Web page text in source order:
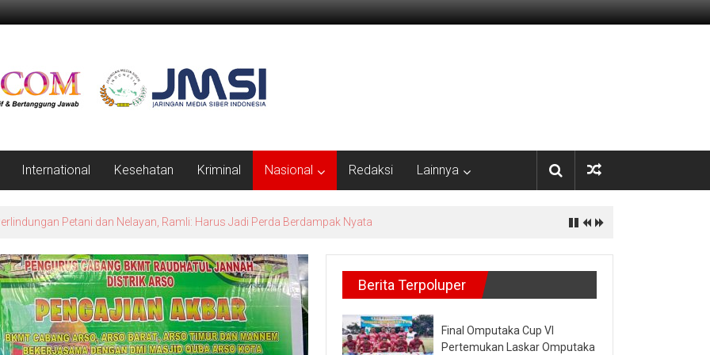
International Kesehatan Kriminal Nasional Redaksi Lainnya
Jaga Keandalan Listrik Jelang HUT RI ke-81 di Pasir Pengaraian
Berita Terpoluper
Final Omputaka Cup VI
Pertemukan Laskar Omputaka